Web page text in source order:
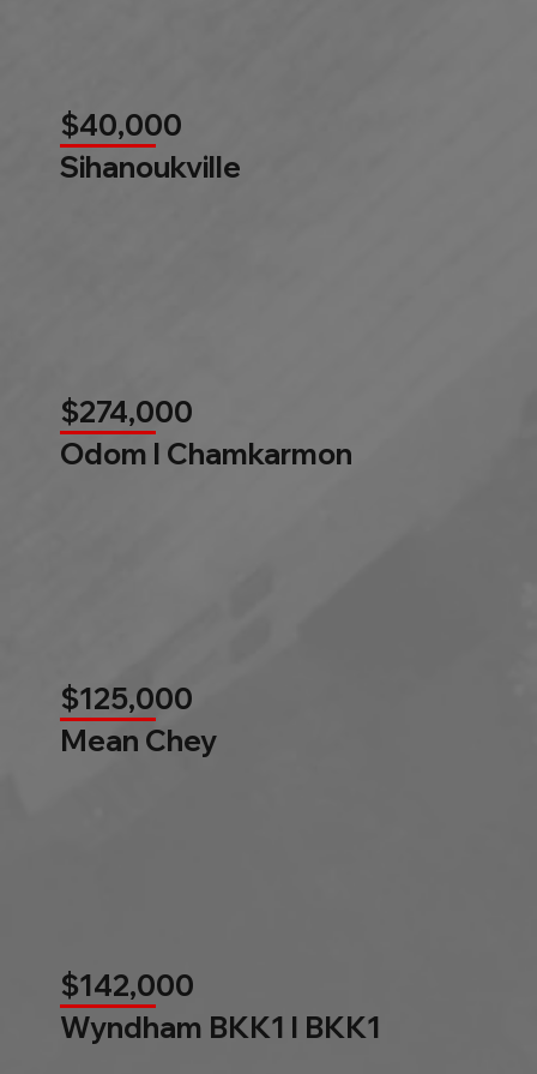
$40,000
Sihanoukville
$274,000
Odom l Chamkarmon
$125,000
Mean Chey
$142,000
Wyndham BKK1 l BKK1